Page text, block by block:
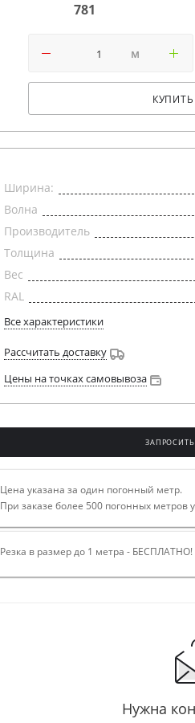
781
м
Ширина:
Волна
Производитель
Толщина
Вес
RAL
Все характеристики
Рассчитать доставку
Цены на точках самовывоза
Цена указана за один погонный метр.
При заказе более 500 погонных
Резка в размер до 1 метра - БЕСПЛАТНО!
Нужна